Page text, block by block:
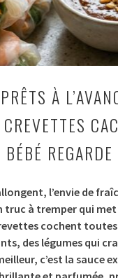
À
l’envie de
à tremper qui
cochent
des légumes qui
c’est la sauce